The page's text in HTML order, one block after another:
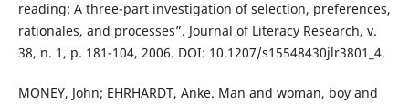
reading: A three-part investigation of selection, preferences,
rationales, and processes”. Journal of Literacy Research, v.
38, n. 1, p. 181-104, 2006. DOI: 10.1207/s15548430jlr3801_4.
MONEY, John; EHRHARDT, Anke. Man and woman, boy and